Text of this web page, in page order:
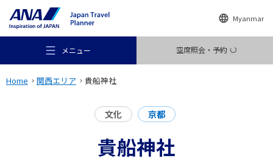
Myanmar
メニュー 空席照会・予約
Home 関西エリア 貴船神社
文化 京都
貴船神社